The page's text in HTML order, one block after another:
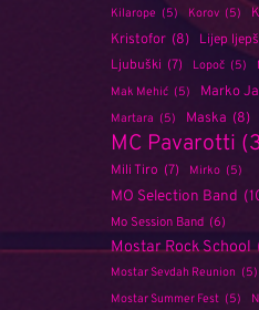
Kilarope (5) Korov (5)
Kristofor (8) Lijep
Ljubuški (7) Lopoč (5)
Mak Mehić (5) Marko
Martara (5) Maska (8)
MC Pavarotti
Mili Tiro (7) Mirko (5)
MO Selection Band
Mo Session Band (6)
Mostar Rock School
Mostar Sevdah Reunion (5)
Mostar Summer Fest (5)